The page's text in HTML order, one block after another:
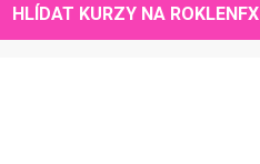
HLÍDAT KURZY NA ROKLENFX